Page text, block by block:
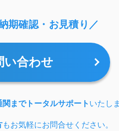
期確認・お見積り／
い合わせ
までトータルサポート いたし
もお気軽にお問合せください。